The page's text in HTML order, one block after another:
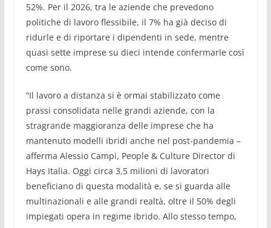
52%. Per il 2026, tra le aziende che prevedono
politiche di lavoro flessibile, il 7% ha già deciso di
ridurle e di riportare i dipendenti in sede, mentre
quasi sette imprese su dieci intende confermarle così
come sono.
“Il lavoro a distanza si è ormai stabilizzato come
prassi consolidata nelle grandi aziende, con la
stragrande maggioranza delle imprese che ha
mantenuto modelli ibridi anche nel post‑pandemia –
afferma Alessio Campi, People & Culture Director di
Hays Italia. Oggi circa 3,5 milioni di lavoratori
beneficiano di questa modalità e, se si guarda alle
multinazionali e alle grandi realtà, oltre il 50% degli
impiegati opera in regime ibrido. Allo stesso tempo,